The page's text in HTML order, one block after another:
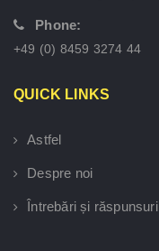
Phone:
+49 (0) 8459 3274 44
QUICK LINKS
Astfel
Despre noi
Întrebări și răspunsuri